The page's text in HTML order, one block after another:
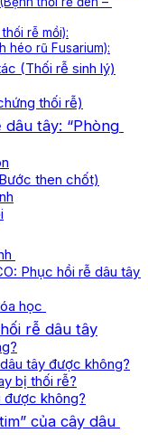
rễ mồi):
héo rũ Fusarium):
(Thối rễ sinh lý)
thối rễ)
tây: “Phòng
then chốt)
Phục hồi rễ dâu tây
học
rễ dâu tây
tây được không?
bị thối rễ?
được không?
của cây dâu